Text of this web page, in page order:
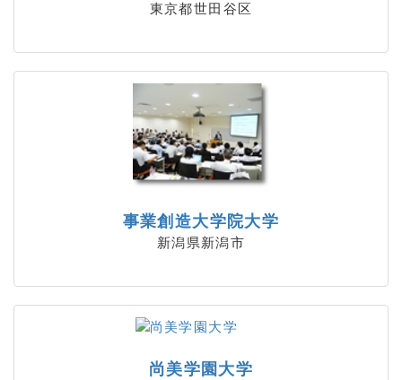
東京都世田谷区
事業創造大学院大学
新潟県新潟市
尚美学園大学